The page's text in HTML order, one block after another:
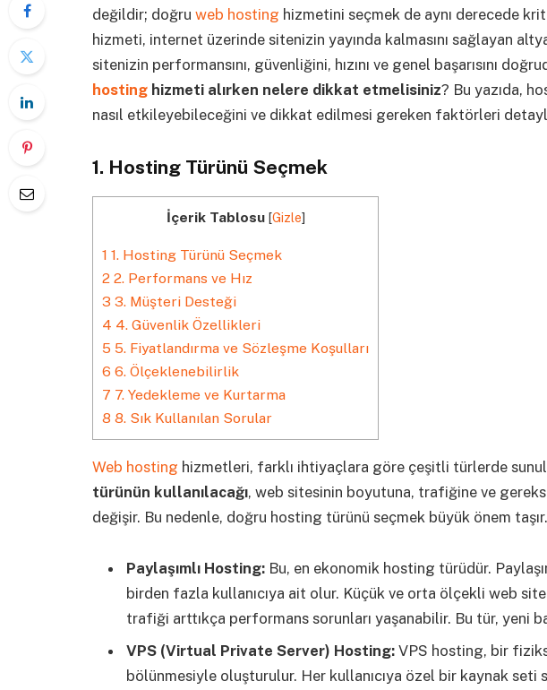
değildir; doğru web hosting hizmetini seçmek de aynı derecede
hizmeti, internet üzerinde sitenizin yayında kalmasını sağlayan
sitenizin performansını, güvenliğini, hızını ve genel başarısını
hosting hizmeti alırken nelere dikkat etmelisiniz? Bu yazıda,
nasıl etkileyebileceğini ve dikkat edilmesi gereken faktörleri
1. Hosting Türünü Seçmek
İçerik Tablosu [Gizle]
1 1. Hosting Türünü Seçmek
2 2. Performans ve Hız
3 3. Müşteri Desteği
4 4. Güvenlik Özellikleri
5 5. Fiyatlandırma ve Sözleşme Koşulları
6 6. Ölçeklenebilirlik
7 7. Yedekleme ve Kurtarma
8 8. Sık Kullanılan Sorular
Web hosting hizmetleri, farklı ihtiyaçlara göre çeşitli türlerde
türünün kullanılacağı, web sitesinin boyutuna, trafiğine ve
değişir. Bu nedenle, doğru hosting türünü seçmek büyük önem taşır.
Paylaşımlı Hosting: Bu, en ekonomik hosting türüdür.
birden fazla kullanıcıya ait olur. Küçük ve orta ölçekli web
trafiği arttıkça performans sorunları yaşanabilir. Bu tür, yeni
VPS (Virtual Private Server) Hosting: VPS hosting, bir
bölünmesiyle oluşturulur. Her kullanıcıya özel bir kaynak seti